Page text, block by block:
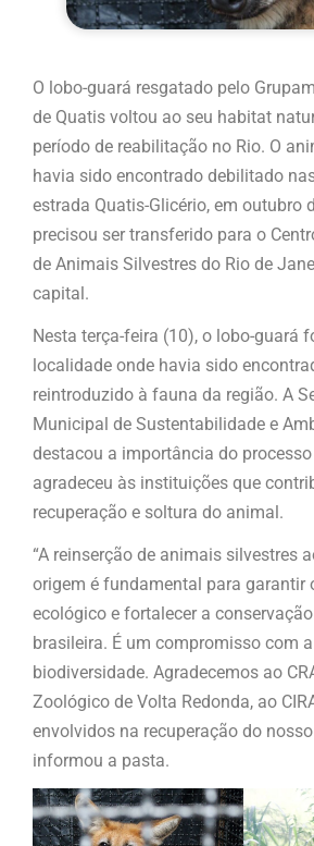
O lobo-guará resgatado pelo
de Quatis voltou ao seu habitat
período de reabilitação no Rio. O
havia sido encontrado debilitado
estrada Quatis-Glicério, em outubro
precisou ser transferido para o
de Animais Silvestres do Rio de
capital.
Nesta terça-feira (10), o lobo-guará
localidade onde havia sido
reintroduzido à fauna da região. A
Municipal de Sustentabilidade e
destacou a importância do
agradeceu às instituições que
recuperação e soltura do animal.
“A reinserção de animais silvestres
origem é fundamental para garantir
ecológico e fortalecer a
brasileira. É um compromisso com
biodiversidade. Agradecemos ao
Zoológico de Volta Redonda, ao
envolvidos na recuperação do
informou a pasta.